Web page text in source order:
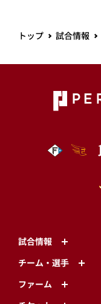
トップ 試合情報
試合情報
チーム・選手
ファーム